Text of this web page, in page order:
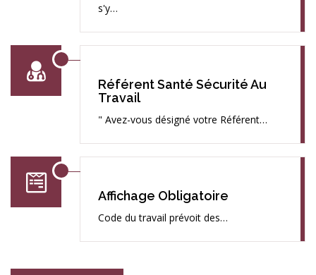
s'y…
Référent Santé Sécurité Au
Travail
" Avez-vous désigné votre Référent…
Affichage Obligatoire
Code du travail prévoit des…